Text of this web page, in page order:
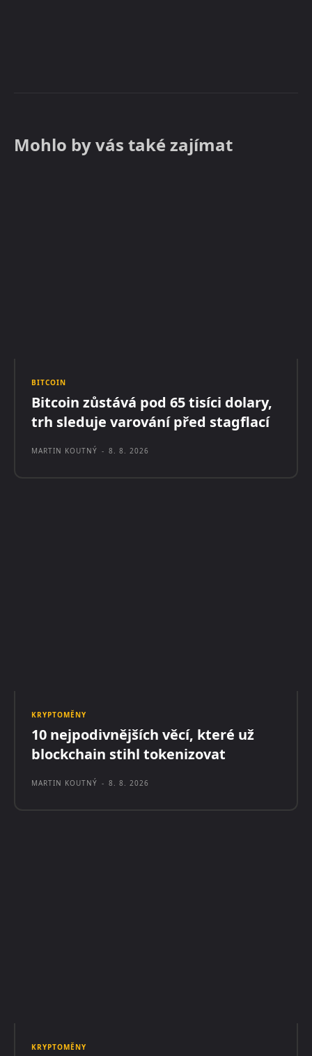
Mohlo by vás také zajímat
BITCOIN
Bitcoin zůstává pod 65 tisíci dolary,
trh sleduje varování před stagflací
MARTIN KOUTNÝ - 8. 8. 2026
KRYPTOMĚNY
10 nejpodivnějších věcí, které už
blockchain stihl tokenizovat
MARTIN KOUTNÝ - 8. 8. 2026
KRYPTOMĚNY